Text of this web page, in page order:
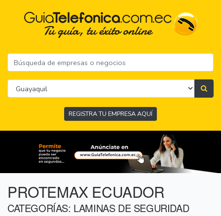
REGISTRA TU EMPRESA AQUÍ
PROTEMAX ECUADOR
CATEGORÍAS: LAMINAS DE SEGURIDAD